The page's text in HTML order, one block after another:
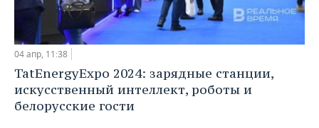
04 апр, 11:38
TatEnergyExpo 2024: зарядные станции,
искусственный интеллект, роботы и
белорусские гости